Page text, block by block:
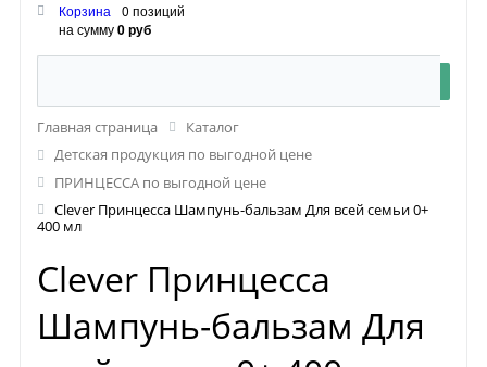
Корзина
0 позиций
на сумму0 руб
Главная страница
Каталог
Детская продукция по выгодной цене
ПРИНЦЕССА по выгодной цене
Clever Принцесса Шампунь-бальзам Для всей семьи 0+
400 мл
Clever Принцесса
Шампунь-бальзам Для